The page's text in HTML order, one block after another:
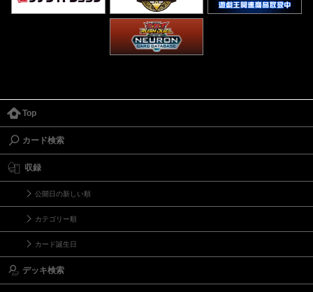
Top
カード検索
収録
公開日の新しい順
カテゴリー順
カード誕生日
デッキ検索